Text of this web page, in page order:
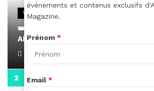
VIDEOS
👑 Remerciements à Ayden pour
AMINA, le Magazine de la Femme
April 1, 2022
événements et contenus exclusifs
Magazine.
Prénom *
Email *